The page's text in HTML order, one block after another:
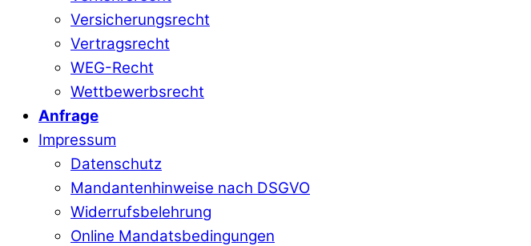
Versicherungsrecht
Vertragsrecht
WEG-Recht
Wettbewerbsrecht
Anfrage
Impressum
Datenschutz
Mandantenhinweise nach DSGVO
Widerrufsbelehrung
Online Mandatsbedingungen